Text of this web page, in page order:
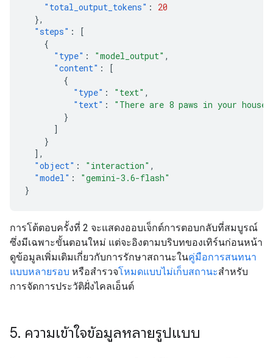
"total_output_tokens" :
20
},
"steps" :
[
{
"type" : "model_output" ,
"content" :
[
{
"type" : "text" ,
"text" :
"There are 8 paws in your
}
]
}
],
"object" : "interaction" ,
"model" :
"gemini-3.6-flash"
}
การโต้ตอบครั้งที่ 2 จะแสดงออบเจ็กต์การตอบกลับที่สมบูรณ์
ซึ่งมีเฉพาะขั้นตอนใหม่ แต่จะอิงตามบริบทของเทิร์นก่อนหน้า
ดูข้อมูลเพิ่มเติมเกี่ยวกับการรักษาสถานะในคู่มือการสนทนา
แบบหลายรอบ หรือสำรวจโหมดแบบไม่เก็บสถานะสำหรับ
การจัดการประวัติฝั่งไคลเอ็นต์
5. ความเข้าใจข้อมูลหลายรูปแบบ